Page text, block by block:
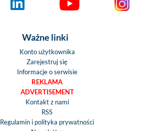
Ważne linki
Konto użytkownika
Zarejestruj się
Informacje o serwisie
REKLAMA
ADVERTISEMENT
Kontakt z nami
RSS
Regulamin i polityka prywatności